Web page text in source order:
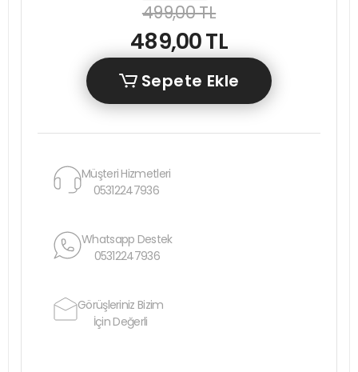
499,00 TL
489,00 TL
Sepete Ekle
Müşteri Hizmetleri
05312247936
Whatsapp Destek
05312247936
Görüşleriniz Bizim
İçin Değerli